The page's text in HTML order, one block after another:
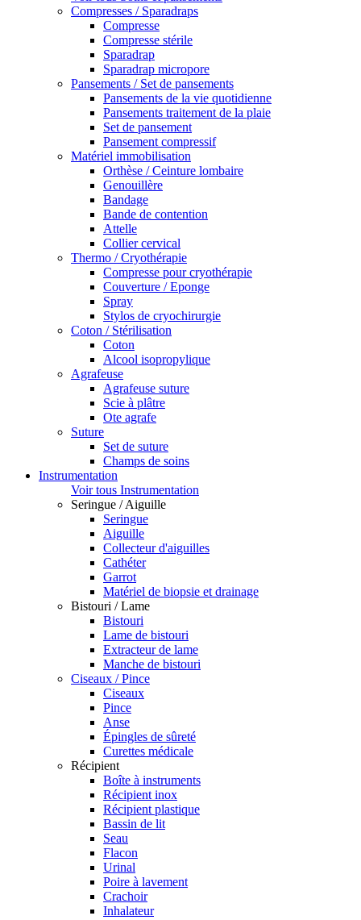
Compresses / Sparadraps
Compresse
Compresse stérile
Sparadrap
Sparadrap micropore
Pansements / Set de pansements
Pansements de la vie quotidienne
Pansements traitement de la plaie
Set de pansement
Pansement compressif
Matériel immobilisation
Orthèse / Ceinture lombaire
Genouillère
Bandage
Bande de contention
Attelle
Collier cervical
Thermo / Cryothérapie
Compresse pour cryothérapie
Couverture / Eponge
Spray
Stylos de cryochirurgie
Coton / Stérilisation
Coton
Alcool isopropylique
Agrafeuse
Agrafeuse suture
Scie à plâtre
Ote agrafe
Suture
Set de suture
Champs de soins
Instrumentation
Voir tous Instrumentation
Seringue / Aiguille
Seringue
Aiguille
Collecteur d'aiguilles
Cathéter
Garrot
Matériel de biopsie et drainage
Bistouri / Lame
Bistouri
Lame de bistouri
Extracteur de lame
Manche de bistouri
Ciseaux / Pince
Ciseaux
Pince
Anse
Épingles de sûreté
Curettes médicale
Récipient
Boîte à instruments
Récipient inox
Récipient plastique
Bassin de lit
Seau
Flacon
Urinal
Poire à lavement
Crachoir
Inhalateur